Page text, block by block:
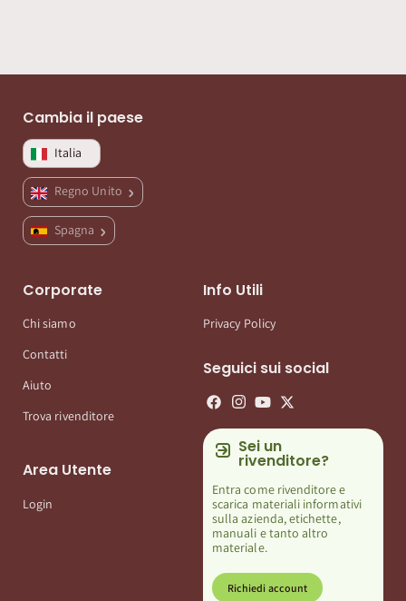
Cambia il paese
Italia
Regno Unito
Spagna
Corporate
Chi siamo
Contatti
Aiuto
Trova rivenditore
Area Utente
Login
Info Utili
Privacy Policy
Seguici sui social
Sei un
rivenditore?
Entra come rivenditore e
scarica materiali informativi
sulla azienda, etichette,
manuali e tanto altro
materiale.
Richiedi account